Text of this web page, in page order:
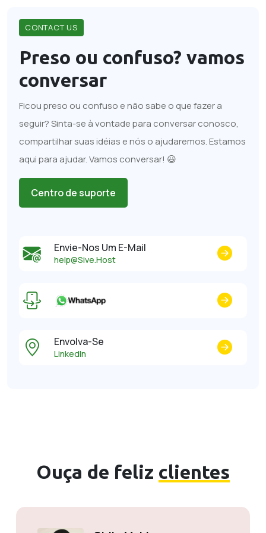
CONTACT US
Preso ou confuso? vamos
conversar
Ficou preso ou confuso e não sabe o que fazer a
seguir? Sinta-se à vontade para conversar conosco,
compartilhar suas idéias e nós o ajudaremos. Estamos
aqui para ajudar. Vamos conversar! 😃
Centro de suporte
Envie-Nos Um E-Mail
help@Sive.Host
Envolva-Se
LinkedIn
Ouça de feliz clientes